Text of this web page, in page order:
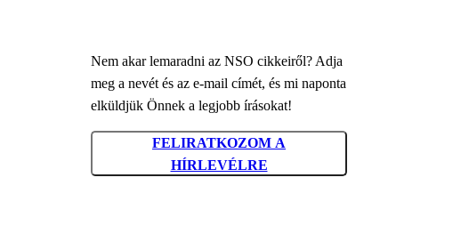
Nem akar lemaradni az NSO cikkeiről? Adja
meg a nevét és az e-mail címét, és mi naponta
elküldjük Önnek a legjobb írásokat!
FELIRATKOZOM A
HÍRLEVÉLRE